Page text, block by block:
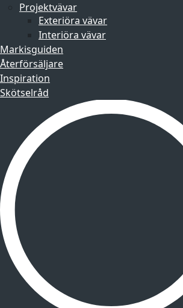
Projektvävar
Exteriöra vävar
Interiöra vävar
Markisguiden
Återförsäljare
Inspiration
Skötselråd